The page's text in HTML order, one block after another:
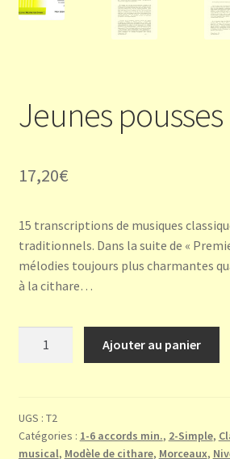
Jeunes pousses
17,20€
15 transcriptions de musiques
traditionnels. Dans la suite de «
mélodies toujours plus charmantes
à la cithare…
Ajouter au panier
UGS : T2
Catégories : 1-6 accords min., 2-Simple,
musical, Modèle de cithare, Morceaux,